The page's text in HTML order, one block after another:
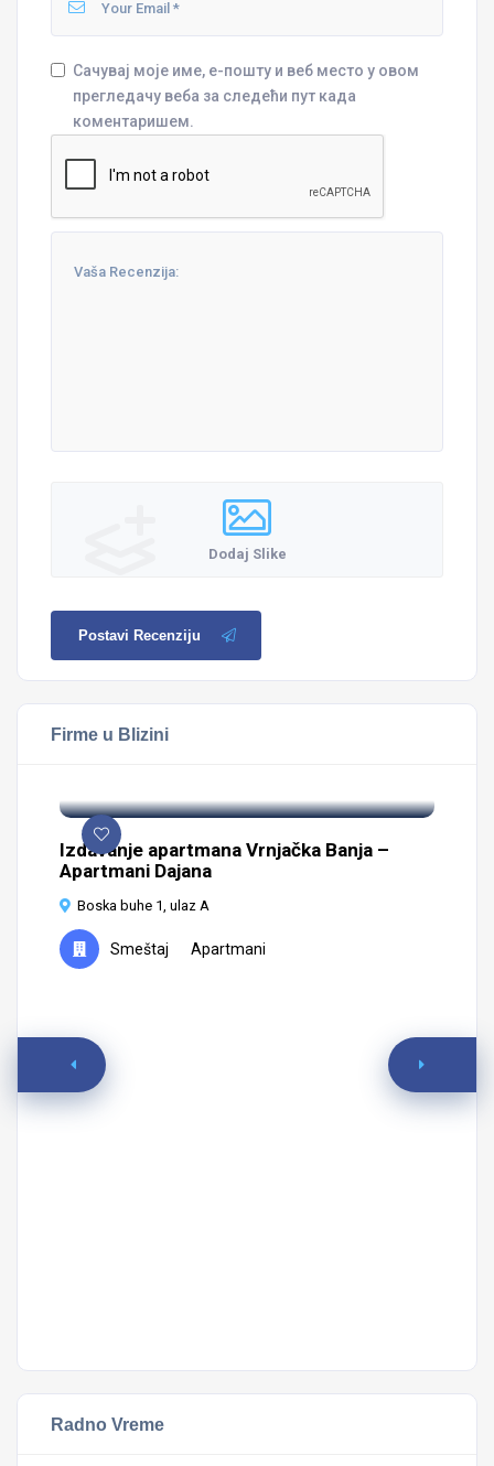
Сачувај моје име, е-пошту и веб место у овом
прегледачу веба за следећи пут када
коментаришем.
Dodaj Slike
Postavi Recenziju
Firme u Blizini
Izdavanje apartmana Vrnjačka Banja –
Apartmani Dajana
Boska buhe 1, ulaz A
Smeštaj Apartmani
Radno Vreme